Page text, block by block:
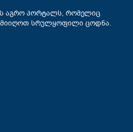
აგრო პორტალს, რომელიც
მიიღოთ სრულყოფილი ცოდნა.